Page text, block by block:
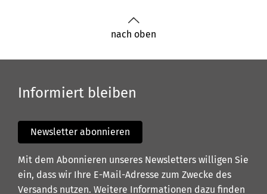
nach oben
Informiert bleiben
Newsletter abonnieren
Mit dem Abonnieren unseres Newsletters willigen Sie
ein, dass wir Ihre E-Mail-Adresse zum Zwecke des
Versands nutzen. Weitere Informationen dazu finden